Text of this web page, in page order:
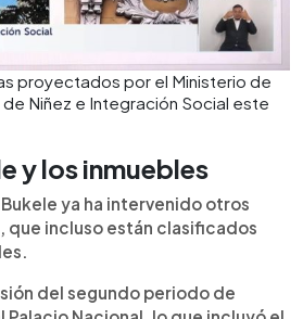
proyectados por el Ministerio de
de Niñez e Integración Social este
y los inmuebles
ya ha intervenido otros
que incluso están clasificados
del segundo periodo de